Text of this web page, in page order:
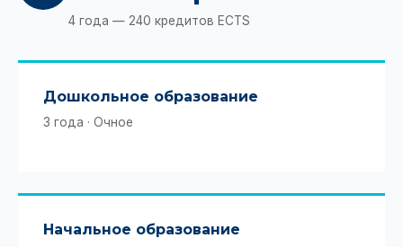
4 года — 240 кредитов ECTS
Дошкольное образование
3 года · Очное
Начальное образование